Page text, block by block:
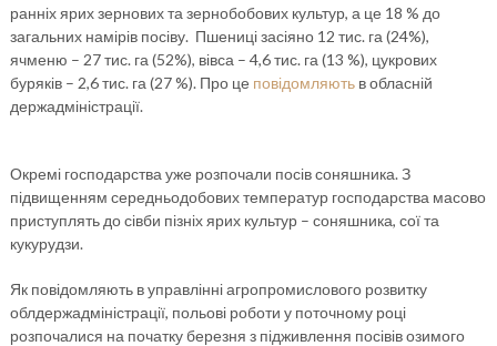
ранніх ярих зернових та зернобобових культур, а це 18 % до
загальних намірів посіву. Пшениці засіяно 12 тис. га (24%),
ячменю – 27 тис. га (52%), вівса – 4,6 тис. га (13 %), цукрових
буряків – 2,6 тис. га (27 %). Про це повідомляютьв обласній
держадміністрації.
Окремі господарства уже розпочали посів соняшника. З
підвищенням середньодобових температур господарства масово
приступлять до сівби пізніх ярих культур – соняшника, сої та
кукурудзи.
Як повідомляють в управлінні агропромислового розвитку
облдержадміністрації, польові роботи у поточному році
розпочалися на початку березня з підживлення посівів озимого